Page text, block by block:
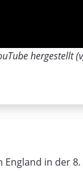
hergestellt
in der